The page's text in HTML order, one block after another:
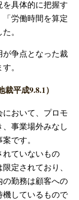
具体的に把握す
労働時間を算定
。
争点となった裁
。
平成9.8.1）
おいて、プロモ
事業場外みなし
です。
ていないもの
定されており、
勤務は顧客への
しているもので